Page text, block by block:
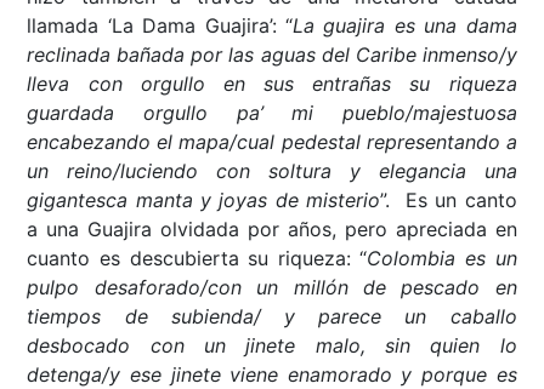
llamada ‘La Dama Guajira’: “La guajira es una dama
reclinada bañada por las aguas del Caribe inmenso/y
lleva con orgullo en sus entrañas su riqueza
guardada orgullo pa’ mi pueblo/majestuosa
encabezando el mapa/cual pedestal representando a
un reino/luciendo con soltura y elegancia una
gigantesca manta y joyas de misterio”. Es un canto
a una Guajira olvidada por años, pero apreciada en
cuanto es descubierta su riqueza: “Colombia es un
pulpo desaforado/con un millón de pescado en
tiempos de subienda/ y parece un caballo
desbocado con un jinete malo, sin quien lo
detenga/y ese jinete viene enamorado y porque es